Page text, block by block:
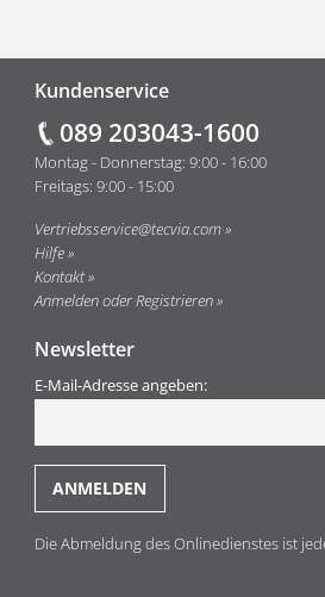
Kundenservice
089 203043-1600
Montag - Donnerstag: 9:00 - 16:00
Freitags: 9:00 - 15:00
Vertriebsservice@tecvia.com
Hilfe
Kontakt
Anmelden oder Registrieren
Newsletter
E-Mail-Adresse angeben:
Die Abmeldung des Onlinedienstes ist